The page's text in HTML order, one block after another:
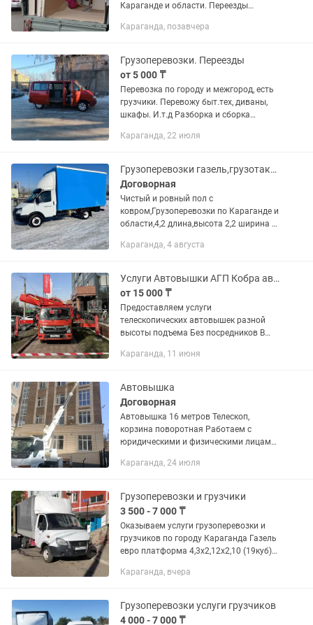
Караганде и области. Переезды
стройматериалов Вывоз
коробках, Вывоз...
Караганда, позавчера
Грузоперевозки. Переезды
от 5 000 ₸
Перевозка по городу и межгород, есть
грузчики. Перевожу быт.тех, диваны,
шкафы. И.т.д Разборка и сборка
Караганда, 22 июля
Грузоперевозки газель,грузотакси,межгород,грузчики,перевозка
Договорная
Чистый и ровный пол с
ковром,Грузоперевозки по Караганде и
области,4,2 длина,высота 2,2 ширина 2
переезды,офисные,стройматериалы,
Караганда, 4 августа
Услуги Автовышки АГП Кобра автовышка круглосуточно вездеход
от 15 000 ₸
Предоставляем услуги
телескопических автовышек разной
высоты подъема Без посредников В
36метров Возможность проведения
командировки Имеется...
Караганда, 11 июня
Автовышка
Договорная
Автовышка 16 метров Телескоп,
корзина поворотная Работаем с
юридическими и физическими лицами.
Выезд в регионы. Цены договорные
Караганда, 24 июля
Грузоперевозки и грузчики
3 500 - 7 000 ₸
Оказываем услуги грузоперевозки и
грузчиков по городу Караганда Газель
евро платформа 4,3х2,12х2,10 (19куб)
чисто и сухо! Работаем без выходных и
Караганда, вчера
Грузоперевозки услуги грузчиков
4 000 - 7 000 ₸